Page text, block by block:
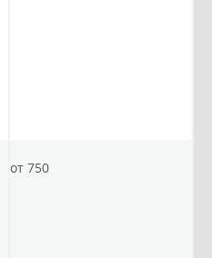
от 750